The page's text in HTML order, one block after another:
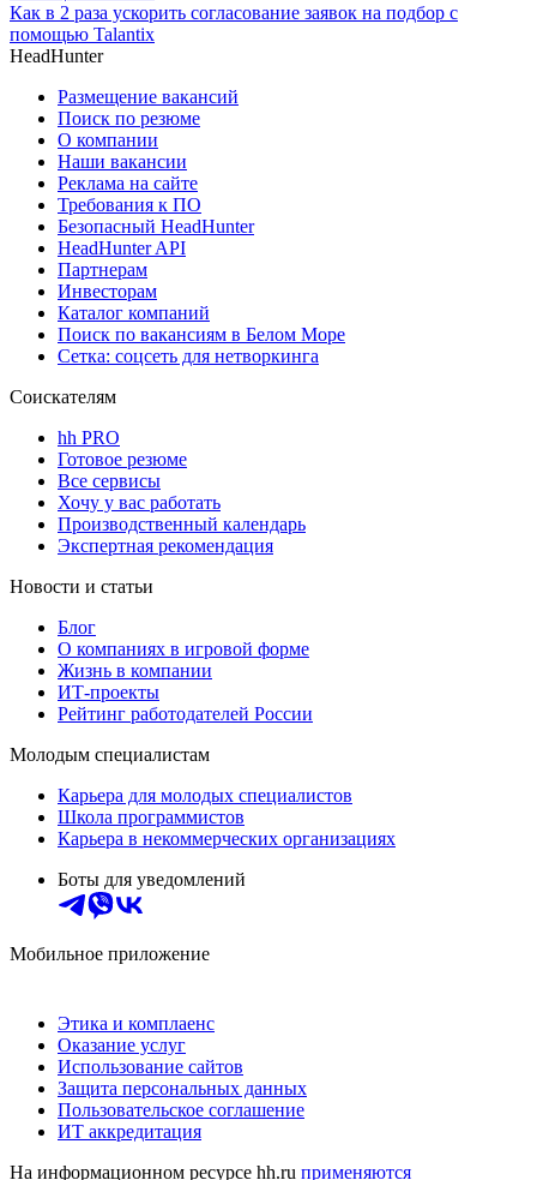
Как в 2 раза ускорить согласование заявок на подбор с
помощью Talantix
HeadHunter
Размещение вакансий
Поиск по резюме
О компании
Наши вакансии
Реклама на сайте
Требования к ПО
Безопасный HeadHunter
HeadHunter API
Партнерам
Инвесторам
Каталог компаний
Поиск по вакансиям в Белом Море
Сетка: соцсеть для нетворкинга
Соискателям
hh PRO
Готовое резюме
Все сервисы
Хочу у вас работать
Производственный календарь
Экспертная рекомендация
Новости и статьи
Блог
О компаниях в игровой форме
Жизнь в компании
ИТ-проекты
Рейтинг работодателей России
Молодым специалистам
Карьера для молодых специалистов
Школа программистов
Карьера в некоммерческих организациях
Боты для уведомлений
Мобильное приложение
Этика и комплаенс
Оказание услуг
Использование сайтов
Защита персональных данных
Пользовательское соглашение
ИТ аккредитация
На информационном ресурсе hh.ru применяются